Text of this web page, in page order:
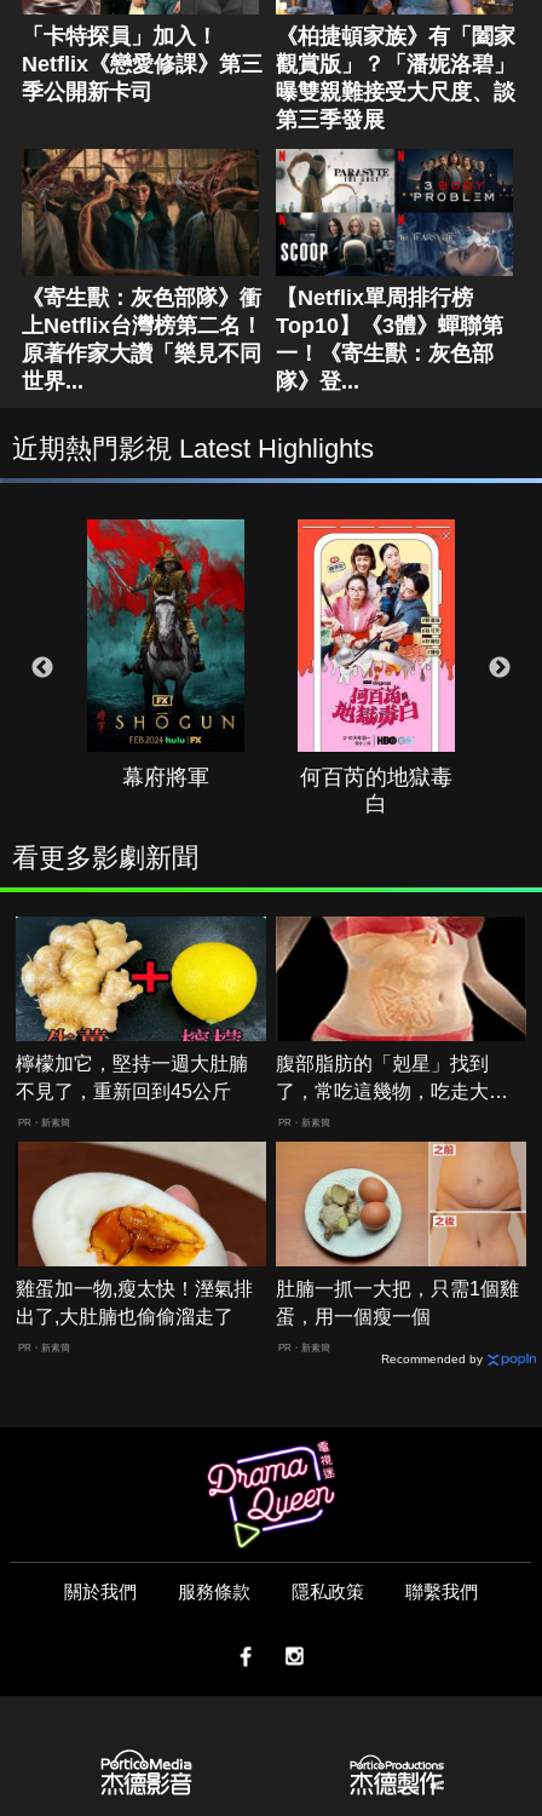
「卡特探員」加入！
Netflix《戀愛修課》第三
季公開新卡司
《柏捷頓家族》有「闔家
觀賞版」？「潘妮洛碧」
曝雙親難接受大尺度、談
第三季發展
《寄生獸：灰色部隊》衝
上Netflix台灣榜第二名！
原著作家大讚「樂見不同
世界...
【Netflix單周排行榜
Top10】《3體》蟬聯第
一！《寄生獸：灰色部
隊》登...
近期熱門影視 Latest Highlights
幕府將軍
何百芮的地獄毒
白
看更多影劇新聞
檸檬加它，堅持一週大肚腩
不見了，重新回到45公斤
PR・新素簡
腹部脂肪的「剋星」找到
了，常吃這幾物，吃走大肚
囊，瘦出小蠻腰
PR・新素簡
雞蛋加一物,瘦太快！溼氣排
出了,大肚腩也偷偷溜走了
PR・新素簡
肚腩一抓一大把，只需1個雞
蛋，用一個瘦一個
PR・新素簡
Recommended by
關於我們 服務條款 隱私政策 聯繫我們